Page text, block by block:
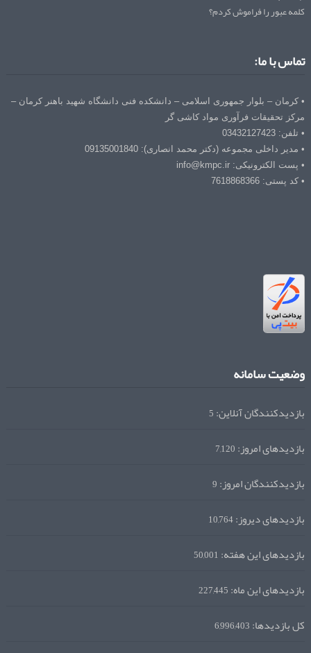
کلمه عبور را فراموش کردم؟
تماس با ما:
• کرمان – بلوار جمهوری اسلامی – دانشکده فنی دانشگاه شهید باهنر کرمان –
مرکز تحقیقات فرآوری مواد کاشی گر
• تلفن: 03432127423
• مدیر داخلی مجموعه (دکتر محمد انصاری): 09135001840
• پست الکترونیکی: info@kmpc.ir
• کد پستی: 7618868366
وضعیت سامانه
بازدیدکنندگان آنلاین:5
بازدیدهای امروز:7,120
بازدیدکنندگان امروز:9
بازدیدهای دیروز:10,764
بازدیدهای این هفته:50,001
بازدیدهای این ماه:227,445
کل بازدیدها:6,996,403